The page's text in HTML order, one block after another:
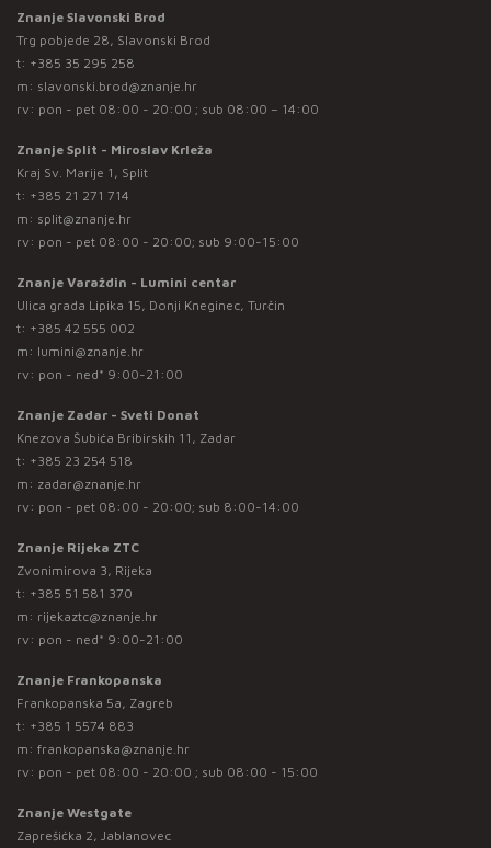
Znanje Slavonski Brod
Trg pobjede 28, Slavonski Brod
t: +385 35 295 258
m: slavonski.brod@znanje.hr
rv: pon - pet 08:00 - 20:00 ; sub 08:00 – 14:00
Znanje Split - Miroslav Krleža
Kraj Sv. Marije 1, Split
t: +385 21 271 714
m: split@znanje.hr
rv: pon - pet 08:00 - 20:00; sub 9:00-15:00
Znanje Varaždin - Lumini centar
Ulica grada Lipika 15, Donji Kneginec, Turčin
t: +385 42 555 002
m: lumini@znanje.hr
rv: pon - ned* 9:00-21:00
Znanje Zadar - Sveti Donat
Knezova Šubića Bribirskih 11, Zadar
t: +385 23 254 518
m: zadar@znanje.hr
rv: pon - pet 08:00 - 20:00; sub 8:00-14:00
Znanje Rijeka ZTC
Zvonimirova 3, Rijeka
t: +385 51 581 370
m: rijekaztc@znanje.hr
rv: pon - ned* 9:00-21:00
Znanje Frankopanska
Frankopanska 5a, Zagreb
t: +385 1 5574 883
m: frankopanska@znanje.hr
rv: pon - pet 08:00 - 20:00 ; sub 08:00 - 15:00
Znanje Westgate
Zaprešićka 2, Jablanovec